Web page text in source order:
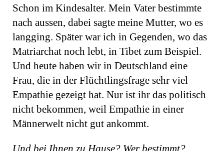
Schon im Kindesalter. Mein Vater bestimmte
nach aussen, dabei sagte meine Mutter, wo es
langging. Später war ich in Gegenden, wo das
Matriarchat noch lebt, in Tibet zum Beispiel.
Und heute haben wir in Deutschland eine
Frau, die in der Flüchtlingsfrage sehr viel
Empathie gezeigt hat. Nur ist ihr das politisch
nicht bekommen, weil Empathie in einer
Männerwelt nicht gut ankommt.
Und bei Ihnen zu Hause? Wer bestimmt?